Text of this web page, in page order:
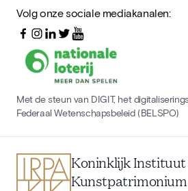
Volg onze sociale mediakanalen:
Met de steun van DIGIT, het
Federaal Wetenschapsbeleid (BELSPO)
Koninklijk Instituut
Kunstpatrimonium